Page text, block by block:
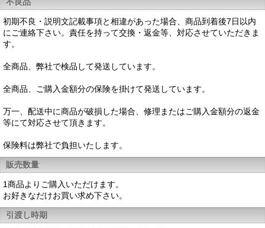
初期不良・説明文記載事項と相違があった場合、商品到着後7日以内
にご連絡下さい。責任を持って交換・返金等、対応させていただきま
す。
全商品、弊社で検品して発送しています。
全商品、ご購入金額分の保険を掛けて発送しています。
万一、配送中に商品が破損した場合、修理またはご購入金額分の返金
等にて対応させて頂きます。
保険料は弊社で負担いたします。
販売数量
1商品よりご購入いただけます。
お好きなだけお買い求め下さい。
引渡し時期